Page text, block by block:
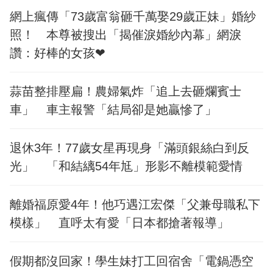
網上瘋傳「73歲富翁砸千萬娶29歲正妹」婚紗
照！ 本尊被搜出「揭催淚婚紗內幕」網淚
讚：好棒的女孩❤
蒜苗整排壓扁！農婦氣炸「追上去砸爛賓士
車」 車主報警「結局卻是她贏慘了」
退休3年！77歲女星再現身「滿頭銀絲白到反
光」 「和結縭54年尪」形影不離模範愛情
離婚福原愛4年！他巧遇江宏傑「父兼母職私下
模樣」 直呼太有愛「日本都搶著報導」
假期都沒回家！學生妹打工回宿舍「電鍋憑空